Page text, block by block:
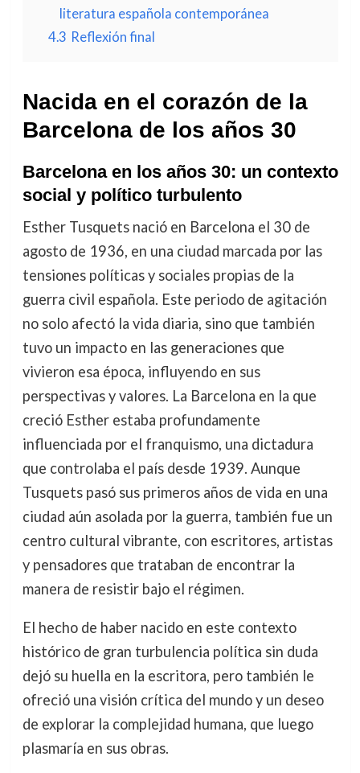
literatura española contemporánea
4.3 Reflexión final
Nacida en el corazón de la
Barcelona de los años 30
Barcelona en los años 30: un contexto
social y político turbulento
Esther Tusquets nació en Barcelona el 30 de
agosto de 1936, en una ciudad marcada por las
tensiones políticas y sociales propias de la
guerra civil española. Este periodo de agitación
no solo afectó la vida diaria, sino que también
tuvo un impacto en las generaciones que
vivieron esa época, influyendo en sus
perspectivas y valores. La Barcelona en la que
creció Esther estaba profundamente
influenciada por el franquismo, una dictadura
que controlaba el país desde 1939. Aunque
Tusquets pasó sus primeros años de vida en una
ciudad aún asolada por la guerra, también fue un
centro cultural vibrante, con escritores, artistas
y pensadores que trataban de encontrar la
manera de resistir bajo el régimen.
El hecho de haber nacido en este contexto
histórico de gran turbulencia política sin duda
dejó su huella en la escritora, pero también le
ofreció una visión crítica del mundo y un deseo
de explorar la complejidad humana, que luego
plasmaría en sus obras.